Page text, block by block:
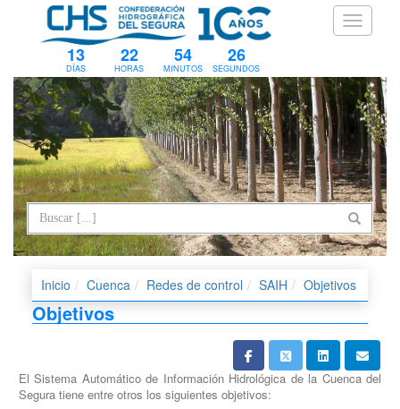
13
DÍAS
22
HORAS
54
MINUTOS
26
SEGUNDOS
Inicio Cuenca Redes de control SAIH Objetivos
Objetivos
El Sistema Automático de Información Hidrológica de la Cuenca del
Segura tiene entre otros los siguientes objetivos: